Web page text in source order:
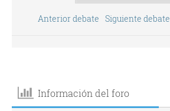
Anterior debate Siguiente debate
Información del foro